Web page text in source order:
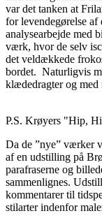
var det tanken at
for levendegørelse
analysearbejde med
værk, hvor de selv
det veldækkede
bordet. Naturligvis
klædedragter og med
P.S. Krøyers "Hip,
Da de ”nye” værker
af en udstilling på
parafraserne og
sammenlignes.
kommentarer til
stilarter indenfor